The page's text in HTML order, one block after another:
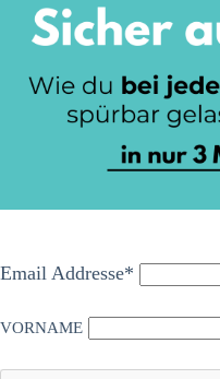
Email Addresse*
VORNAME